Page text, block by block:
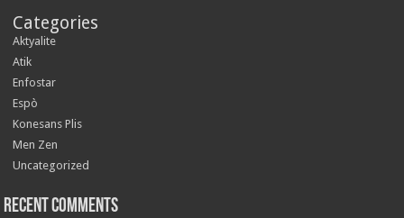
Categories
Aktyalite
Atik
Enfostar
Espò
Konesans Plis
Men Zen
Uncategorized
Recent Comments